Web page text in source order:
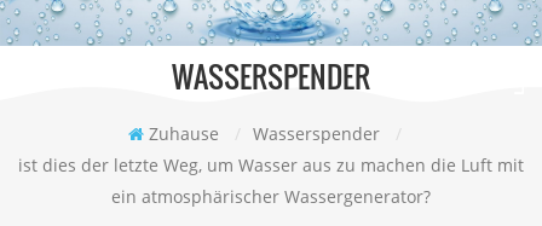
WASSERSPENDER
Zuhause / Wasserspender
/
ist dies der letzte Weg, um Wasser aus zu machen die Luft mit
ein atmosphärischer Wassergenerator?